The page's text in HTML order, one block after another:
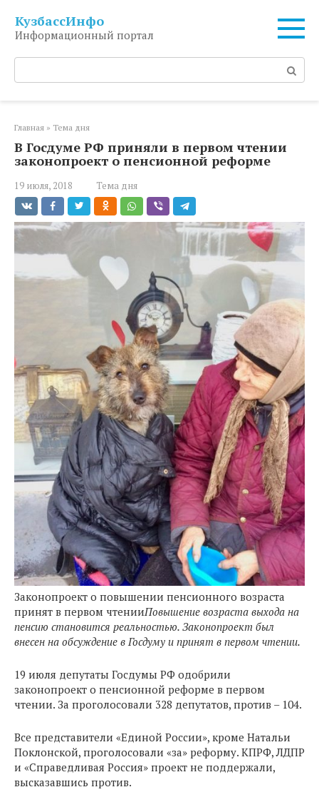
контенту
КузбассИнфо
Информационный портал
Поиск:
Главная » Тема дня
В Госдуме РФ приняли в первом чтении
законопроект о пенсионной реформе
19 июля, 2018 Тема дня
Законопроект о повышении пенсионного возраста
принят в первом чтенииПовышение возраста выхода на
пенсию становится реальностью. Законопроект был
внесен на обсуждение в Госдуму и принят в первом чтении.
19 июля депутаты Госдумы РФ одобрили
законопроект о пенсионной реформе в первом
чтении. За проголосовали 328 депутатов, против – 104.
Все представители «Единой России», кроме Натальи
Поклонской, проголосовали «за» реформу. КПРФ, ЛДПР
и «Справедливая Россия» проект не поддержали,
высказавшись против.